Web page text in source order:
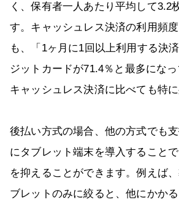
く、保有者一人あたり平均して3.2
す。キャッシュレス決済の利用頻
も、「1ヶ月に1回以上利用する決
ジットカードが71.4％と最多にな
キャッシュレス決済に比べても特に
後払い方式の場合、他の方式でも
にタブレット端末を導入すること
を抑えることができます。例えば
ブレットのみに絞ると、他にかか